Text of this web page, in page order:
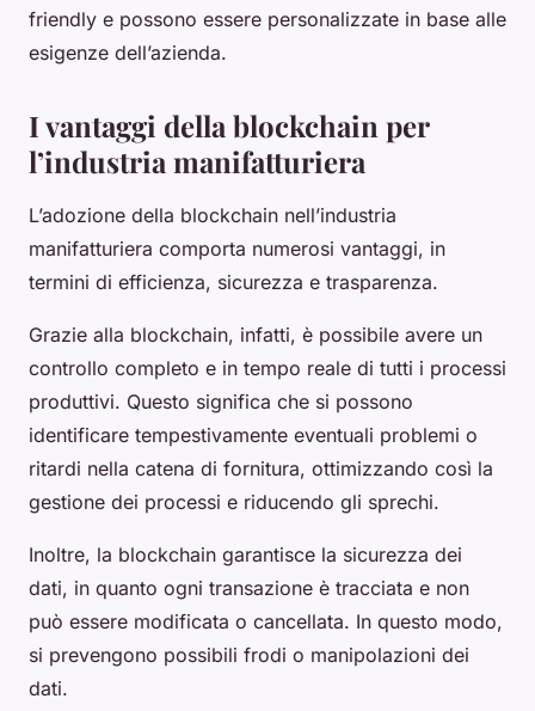
friendly e possono essere personalizzate in base alle
esigenze dell’azienda.
I vantaggi della blockchain per
l’industria manifatturiera
L’adozione della blockchain nell’industria
manifatturiera comporta numerosi vantaggi, in
termini di efficienza, sicurezza e trasparenza.
Grazie alla blockchain, infatti, è possibile avere un
controllo completo e in tempo reale di tutti i processi
produttivi. Questo significa che si possono
identificare tempestivamente eventuali problemi o
ritardi nella catena di fornitura, ottimizzando così la
gestione dei processi e riducendo gli sprechi.
Inoltre, la blockchain garantisce la sicurezza dei
dati, in quanto ogni transazione è tracciata e non
può essere modificata o cancellata. In questo modo,
si prevengono possibili frodi o manipolazioni dei
dati.